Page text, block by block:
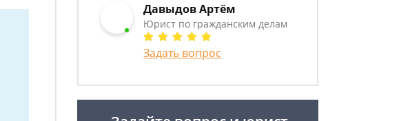
Давыдов Артём
Юрист по гражданским делам
Задать вопрос